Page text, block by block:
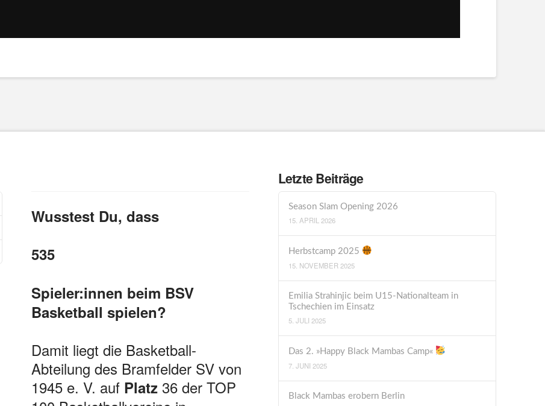
Wusstest Du, dass
535
Spieler:innen beim BSV
Basketball spielen?
Damit liegt die Basketball-
Abteilung des Bramfelder SV von
1945 e. V. auf Platz 36 der TOP
Letzte Beiträge
Season Slam Opening 2026
15. APRIL 2026
Herbstcamp 2025
15. NOVEMBER 2025
Emilia Strahinjic beim U15-Nationalteam in
Tschechien im Einsatz
5. JULI 2025
Das 2. »Happy Black Mambas Camp«
7. JUNI 2025
Black Mambas erobern Berlin